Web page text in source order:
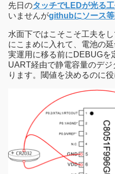
先日のタッチでLEDが光る
いませんがgithubにソース
水面下ではこそこそ工夫を
にこまめに入れて、電池の
実運用に移る前にDEBUGを
UART経由で静電容量のデ
ります。閾値を決めるのに役